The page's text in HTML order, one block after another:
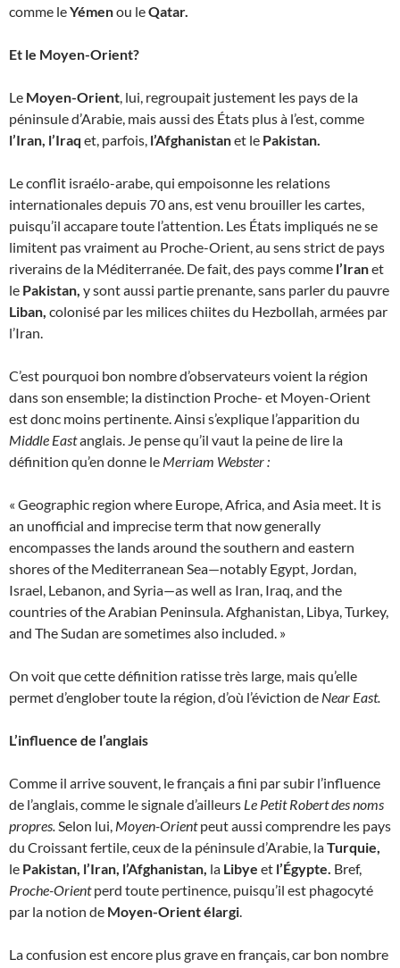
comme leYémenou leQatar.
Et le Moyen-Orient?
Le Moyen-Orient, lui, regroupait justement les pays de la
péninsule d’Arabie, mais aussi des États plus à l’est, comme
l’Iran, l’Iraq et, parfois, l’Afghanistanet le Pakistan.
Le conflit israélo-arabe, qui empoisonne les relations
internationales depuis 70 ans, est venu brouiller les cartes,
puisqu’il accapare toute l’attention. Les États impliqués ne se
limitent pas vraiment au Proche-Orient, au sens strict de pays
riverains de la Méditerranée. De fait, des pays comme l’Iranet
le Pakistan, y sont aussi partie prenante, sans parler du pauvre
Liban, colonisé par les milices chiites du Hezbollah, armées par
l’Iran.
C’est pourquoi bon nombre d’observateurs voient la région
dans son ensemble; la distinction Proche- et Moyen-Orient
est donc moins pertinente. Ainsi s’explique l’apparition du
Middle Eastanglais. Je pense qu’il vaut la peine de lire la
définition qu’en donne le Merriam Webster :
« Geographic region where Europe, Africa, and Asia meet. It is
an unofficial and imprecise term that now generally
encompasses the lands around the southern and eastern
shores of the Mediterranean Sea—notably Egypt, Jordan,
Israel, Lebanon, and Syria—as well as Iran, Iraq, and the
countries of the Arabian Peninsula. Afghanistan, Libya, Turkey,
and The Sudan are sometimes also included. »
On voit que cette définition ratisse très large, mais qu’elle
permet d’englober toute la région, d’où l’éviction de Near East.
L’influence de l’anglais
Comme il arrive souvent, le français a fini par subir l’influence
de l’anglais, comme le signale d’ailleurs Le Petit Robert des noms
propres.Selon lui, Moyen-Orientpeut aussi comprendre les pays
du Croissant fertile, ceux de la péninsule d’Arabie, laTurquie,
le Pakistan, l’Iran, l’Afghanistan, la Libye et l’Égypte. Bref,
Proche-Orientperd toute pertinence, puisqu’il est phagocyté
par la notion de Moyen-Orient élargi.
La confusion est encore plus grave en français, car bon nombre